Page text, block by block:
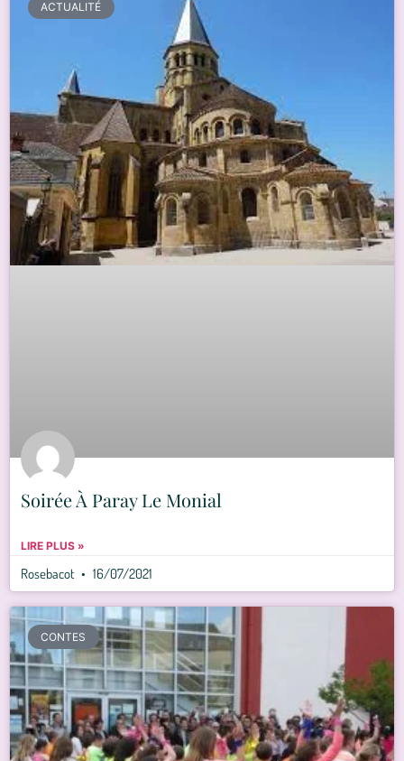
ACTUALITÉ
Soirée À Paray Le Monial
LIRE PLUS »
Rosebacot 16/07/2021
CONTES